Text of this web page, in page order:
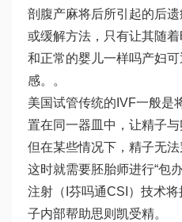
剖腹产麻将后所引起的后
或缓解方法，只有让其随
和正常的婴儿一样吗产妇
感。。
美国试管传统的IVF一般是
置在同一器皿中，让精子与
但在某些情况下，精子无
这时就需要胚胎师进行“包
注射（I 芬吗通CSI）技术
子内部帮助思则凯受精。